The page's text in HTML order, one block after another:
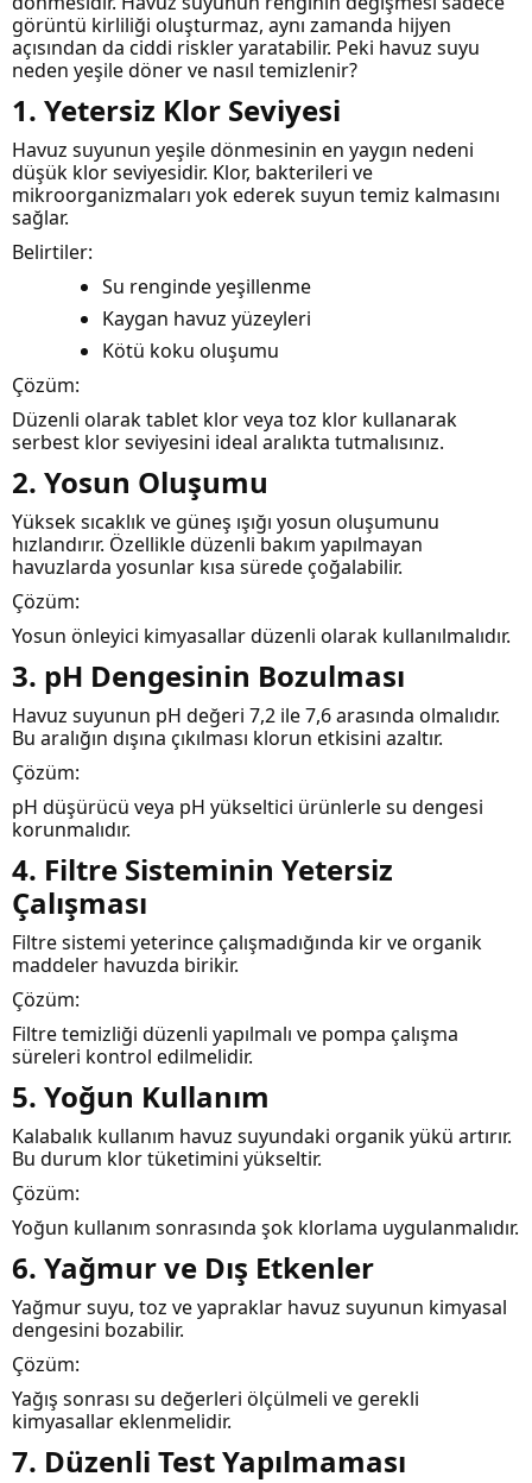
görüntü kirliliği oluşturmaz, aynı zamanda hijyen
açısından da ciddi riskler yaratabilir. Peki havuz suyu
neden yeşile döner ve nasıl temizlenir?
1. Yetersiz Klor Seviyesi
Havuz suyunun yeşile dönmesinin en yaygın nedeni
düşük klor seviyesidir. Klor, bakterileri ve
mikroorganizmaları yok ederek suyun temiz kalmasını
sağlar.
Belirtiler:
Su renginde yeşillenme
Kaygan havuz yüzeyleri
Kötü koku oluşumu
Çözüm:
Düzenli olarak tablet klor veya toz klor kullanarak
serbest klor seviyesini ideal aralıkta tutmalısınız.
2. Yosun Oluşumu
Yüksek sıcaklık ve güneş ışığı yosun oluşumunu
hızlandırır. Özellikle düzenli bakım yapılmayan
havuzlarda yosunlar kısa sürede çoğalabilir.
Çözüm:
Yosun önleyici kimyasallar düzenli olarak kullanılmalıdır.
3. pH Dengesinin Bozulması
Havuz suyunun pH değeri 7,2 ile 7,6 arasında olmalıdır.
Bu aralığın dışına çıkılması klorun etkisini azaltır.
Çözüm:
pH düşürücü veya pH yükseltici ürünlerle su dengesi
korunmalıdır.
4. Filtre Sisteminin Yetersiz
Çalışması
Filtre sistemi yeterince çalışmadığında kir ve organik
maddeler havuzda birikir.
Çözüm:
Filtre temizliği düzenli yapılmalı ve pompa çalışma
süreleri kontrol edilmelidir.
5. Yoğun Kullanım
Kalabalık kullanım havuz suyundaki organik yükü artırır.
Bu durum klor tüketimini yükseltir.
Çözüm:
Yoğun kullanım sonrasında şok klorlama uygulanmalıdır.
6. Yağmur ve Dış Etkenler
Yağmur suyu, toz ve yapraklar havuz suyunun kimyasal
dengesini bozabilir.
Çözüm:
Yağış sonrası su değerleri ölçülmeli ve gerekli
kimyasallar eklenmelidir.
7. Düzenli Test Yapılmaması